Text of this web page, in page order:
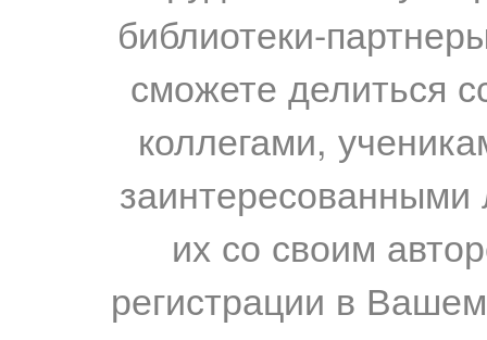
библиотеки-
сможете делиться
коллегами,
их со своим
регистрации в